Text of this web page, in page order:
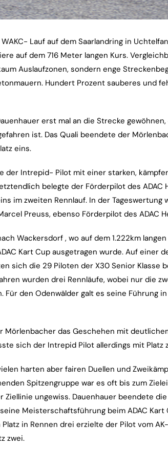
Lauf auf dem Saarlandring in
auf dem 716 Meter langen Kurs.
Auslaufzonen, sondern enge
Hundert Prozent sauberes und
erst mal an die Strecke
ist. Das Quali beendete der
eins.
der Intrepid- Pilot mit einer starken,
belegte der Förderpilot des ADAC
im zweiten Rennlauf. In der Tageswertung
Preuss, ebenso Förderpilot des ADAC
Wackersdorf , wo auf dem 1.222km
Kart Cup ausgetragen wurde. Auf einer
sich die 29 Piloten der X30 Senior Klasse
wurden drei Rennläufe, wobei nur die
Für den Odenwälder galt es seine Führung
Mörlenbacher das Geschehen mit
sich der Intrepid Pilot allerdings mit Platz
harten aber fairen Duellen und
Spitzengruppe war es oft bis zum
Ziellinie ungewiss. Dauenhauer beendete
Meisterschaftsführung beim ADAC Kart
in Rennen drei erzielte der Pilot vom
zwei.